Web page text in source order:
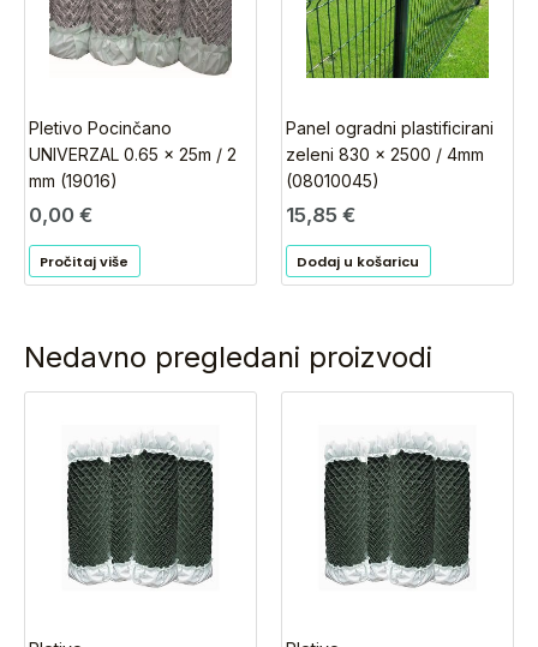
Pletivo Pocinčano
UNIVERZAL 0.65 x 25m / 2
mm (19016)
0,00 €
Pročitaj više
Panel ogradni plastificirani
zeleni 830 x 2500 / 4mm
(08010045)
15,85 €
Dodaj u košaricu
Nedavno pregledani proizvodi